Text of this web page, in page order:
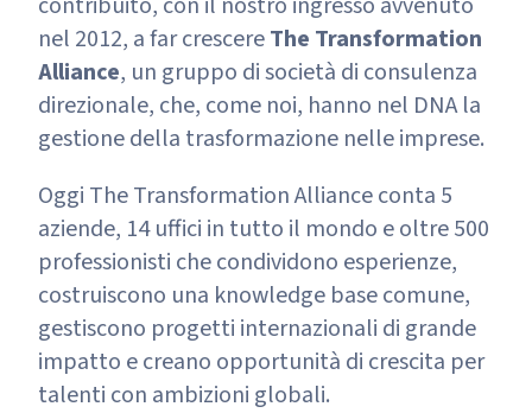
nel 2012, a far crescereThe Transformation
Alliance, un gruppo di società di consulenza
direzionale, che, come noi, hanno nel DNA la
gestione della trasformazione nelle imprese.
Oggi The Transformation Alliance conta 5
aziende, 14 uffici in tutto il mondo e oltre 500
professionisti che condividono esperienze,
costruiscono una knowledge base comune,
gestiscono progetti internazionali di grande
impatto e creano opportunità di crescita per
talenti con ambizioni globali.